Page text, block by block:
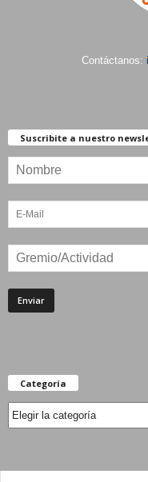
Contáctanos:
Suscribite a nuestro
Categoría
Categoría